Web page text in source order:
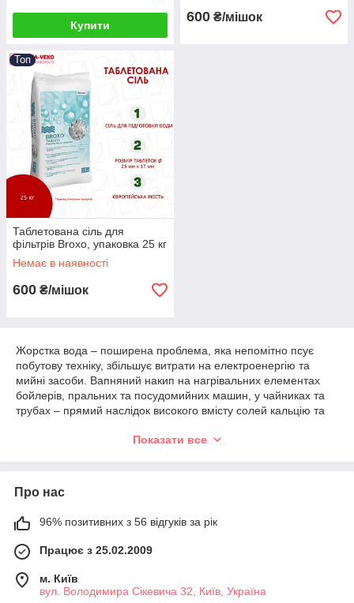
Купити
600 ₴/мішок
Топ
Таблетована сіль для
фільтрів Broxo, упаковка 25 кг
Немає в наявності
600 ₴/мішок
Жорстка вода – поширена проблема, яка непомітно псує
побутову техніку, збільшує витрати на електроенергію та
мийні засоби. Вапняний накип на нагрівальних елементах
бойлерів, пральних та посудомийних машин, у чайниках та
трубах – прямий наслідок високого вмісту солей кальцію та
систем пом'якшення води, одним з компонентів яких є
Що таке таблетована сіль?
Сіль таблетована для пом'якшення води – це значно більше,
розроблений, високотехнологічний продукт, створений для
регенерації іонообмінних смол у системах пом'якшення
води, як побутових, так і промислових, а також у вбудованих
Показати все
Про нас
96% позитивних з 56 відгуків за рік
Працює з 25.02.2009
м. Київ
вул. Володимира Сікевича 32, Київ, Україна